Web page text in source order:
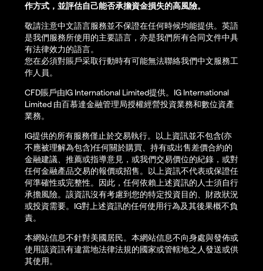
作方式，並評估自己能否承擔資金損失的高風險。
敬請注意中文語言服務並不保證在任何時候均能提供。英語
是我們服務所使用的主要語言，亦是我們所有合同文件中具
有法律效力的語言。
您在必須對賬戶采取行動時有可能無法聯絡我們中文服務工
作人員。
CFD賬戶由IG International Limited提供。IG International
Limited 由百慕達金融管理局授權經營投資業務和數位資產
業務。
IG提供的所有服務僅止於交易執行。以上資訊並不包含(亦
不應被理解為包含)任何關於購買、持有或出售差價合約的
金融建議、推薦或指導意見，或我們交易價位的紀錄，或對
任何金融產品交易的報價或招售。以上資訊不代表或保證任
何準確性或完整性。因此，任何依賴上述資訊的人士須自行
承擔風險。該資訊沒有考慮到您的特定投資目的、財政狀況
或投資需要。IG對上述資訊的任何使用行為及其後果概不負
責。
本網站信息不針對美國居民。本網站信息不向身處與發佈或
使用該資訊有違當地法律法規的國家或管轄地之人發送或供
其使用。